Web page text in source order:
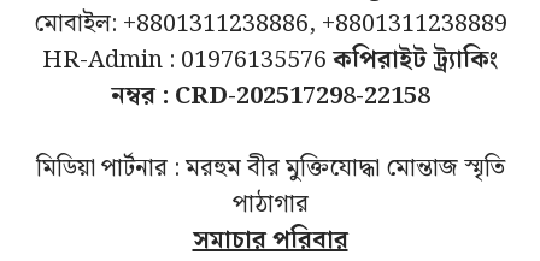
মোবাইল: +8801311238886, +8801311238889
HR-Admin : 01976135576কপিরাইট ট্র্যাকিং
নম্বর : CRD-202517298-22158
মিডিয়া পার্টনার : মরহুম বীর মুক্তিযোদ্ধা মোন্তাজ স্মৃতি
পাঠাগার
সমাচার পরিবার